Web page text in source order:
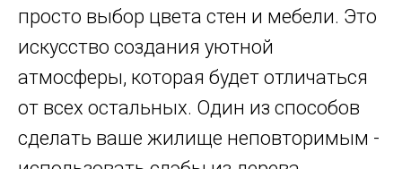
просто выбор цвета стен и мебели. Это
искусство создания уютной
атмосферы, которая будет отличаться
от всех остальных. Один из способов
сделать ваше жилище неповторимым -